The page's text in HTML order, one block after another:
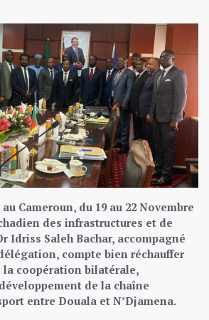
Cameroun, du 19 au 22 Novembre
des infrastructures et de
Idriss Saleh Bachar, accompagné
compte bien réchauffer
la coopération bilatérale,
de la chaîne
entre Douala et N’Djamena.